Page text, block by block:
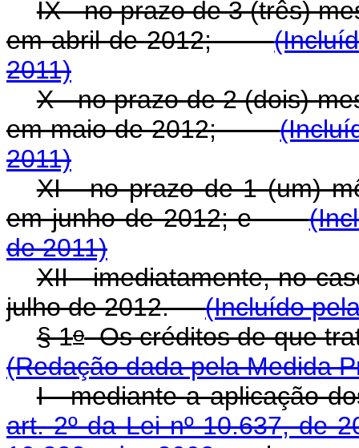
IX - no prazo de 3 (três)
em abril de 2012;
2011)
X - no prazo de 2 (dois)
em maio de 2012;
2011)
XI - no prazo de 1 (um)
em junho de 2012; e
de 2011)
XII - imediatamente, no
julho de 2012.(Incluído
§ 1oOs créditos de que
(Redação dada pela Medida
I - mediante a aplicação
art. 2º da Lei nº 10.637, de